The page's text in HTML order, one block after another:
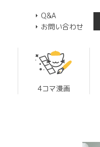
Q&A
お問い合わせ
4コマ漫画